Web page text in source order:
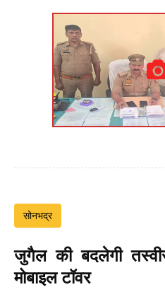
सोनभद्र
जुगैल की बदलेगी
मोबाइल टॉवर